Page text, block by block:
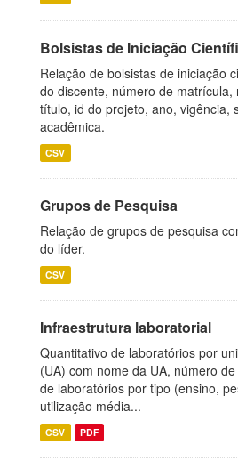
Bolsistas de Iniciação
Relação de bolsistas de iniciação
do discente, número de matrícula,
título, id do projeto, ano, vigência,
acadêmica.
CSV
Grupos de Pesquisa
Relação de grupos de pesquisa
do líder.
CSV
Infraestrutura laboratorial
Quantitativo de laboratórios por
(UA) com nome da UA, número
de laboratórios por tipo (ensino,
utilização média...
CSV PDF